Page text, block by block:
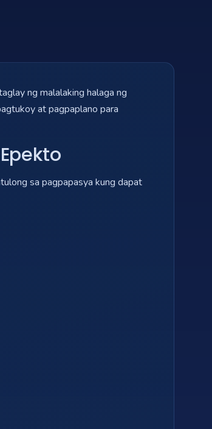
ng malalaking halaga ng
at pagpaplano para
sa pagpapasya kung dapat